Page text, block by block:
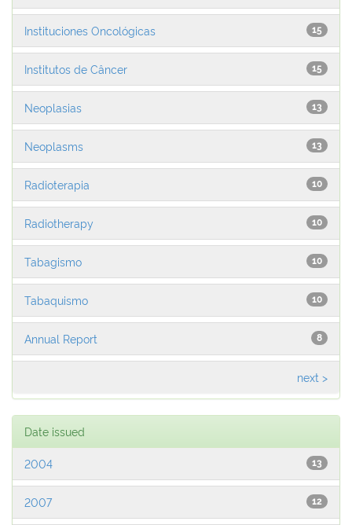
15
Instituciones Oncológicas
15
Institutos de Câncer
13
Neoplasias
13
Neoplasms
10
Radioterapia
10
Radiotherapy
10
Tabagismo
10
Tabaquismo
8
Annual Report
next >
Date issued
13
2004
12
2007